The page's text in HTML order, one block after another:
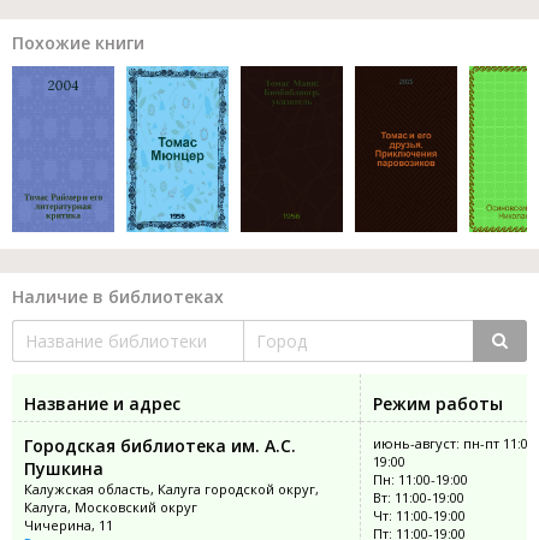
Похожие книги
Наличие в библиотеках
Название и адрес
Режим работы
Городская библиотека им. А.С.
Пушкина
Калужская область, Калуга городской округ,
Калуга, Московский округ
Чичерина, 11
июнь-август: пн-пт 11:00-
19:00
Пн: 11:00-19:00
Вт: 11:00-19:00
Чт: 11:00-19:00
Пт: 11:00-19:00